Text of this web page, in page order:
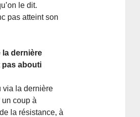
le dit.
pas atteint son
la dernière
pas abouti
via la dernière
un coup à
la résistance, à